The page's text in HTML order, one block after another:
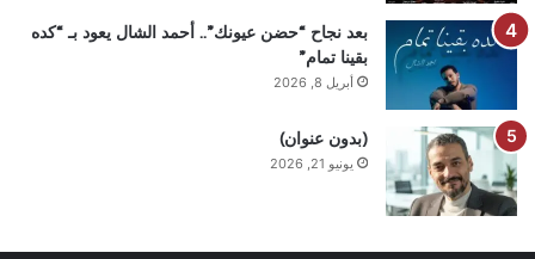
بعد نجاح “حضن عيونك”.. أحمد الشال يعود بـ “كده
بقينا تمام”
أبريل 8, 2026
(بدون عنوان)
يونيو 21, 2026